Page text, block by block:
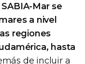
SABIA-Mar se
a nivel
regiones
hasta
de incluir a